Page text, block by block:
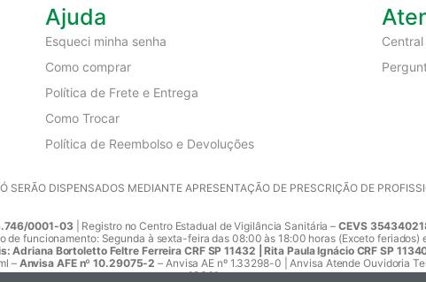
Ajuda
Esqueci minha senha
Como comprar
Política de Frete e Entrega
Como Trocar
Política de Reembolso e Devoluções
SERÃO DISPENSADOS MEDIANTE APRESENTAÇÃO DE PRESCRIÇÃO DE
0001-03| Registro no Centro Estadual de Vigilância Sanitária – CEVS
de funcionamento: Segunda à sexta-feira das 08:00 às 18:00 horas (Exceto
Adriana Bortoletto Feltre Ferreira CRF SP 11432 | Rita Paula Ignácio CRF SP
– Anvisa AFE nº 10.29075-2 – Anvisa AE nº 1.33298-0 | Anvisa Atende Ouvidoria
12941.